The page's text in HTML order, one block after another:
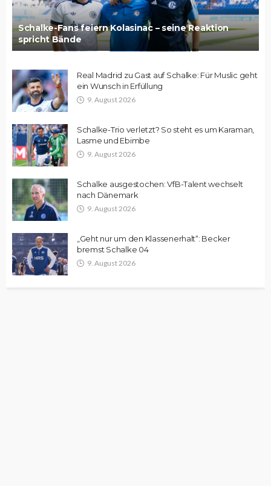
Schalke-Fans feiern Kolasinac – seine Reaktion
spricht Bände
Real Madrid zu Gast auf Schalke: Für Muslic geht
ein Wunsch in Erfüllung
9. August 2026
Schalke-Trio verletzt? So steht es um Karaman,
Lasme und Ebimbe
9. August 2026
Schalke ausgestochen: VfB-Talent wechselt
nach Dänemark
9. August 2026
„Geht nur um den Klassenerhalt“: Becker
bremst Schalke 04
9. August 2026